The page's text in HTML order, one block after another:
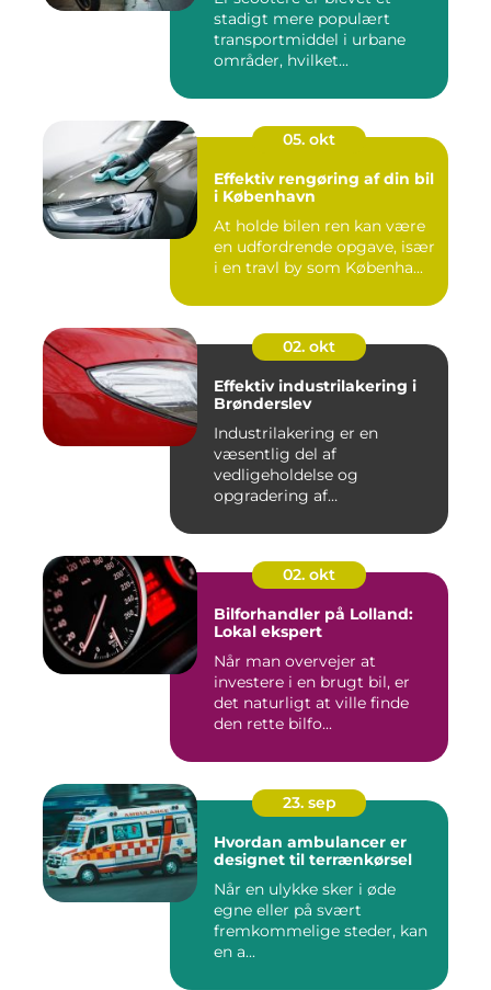
stadigt mere populært
transportmiddel i urbane
områder, hvilket...
05. okt
Effektiv rengøring af din bil
i København
At holde bilen ren kan være
en udfordrende opgave, især
i en travl by som Københa...
02. okt
Effektiv industrilakering i
Brønderslev
Industrilakering er en
væsentlig del af
vedligeholdelse og
opgradering af
02. okt
Bilforhandler på Lolland:
Lokal ekspert
Når man overvejer at
investere i en brugt bil, er
det naturligt at ville finde
den rette bilfo...
23. sep
Hvordan ambulancer er
designet til terrænkørsel
Når en ulykke sker i øde
egne eller på svært
fremkommelige steder, kan
en a...